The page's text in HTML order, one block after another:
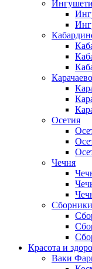
Осетия
Чечня
Красота и
Ваки